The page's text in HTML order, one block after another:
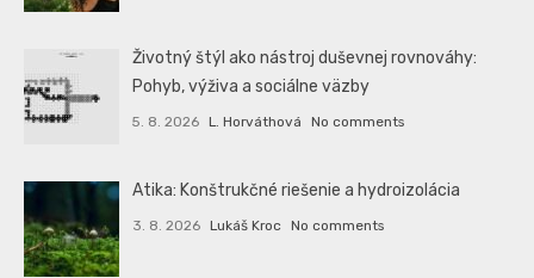
Životný štýl ako nástroj duševnej rovnováhy:
Pohyb, výživa a sociálne väzby
5. 8. 2026 L. Horváthová No comments
Atika: Konštrukčné riešenie a hydroizolácia
3. 8. 2026 Lukáš Kroc No comments